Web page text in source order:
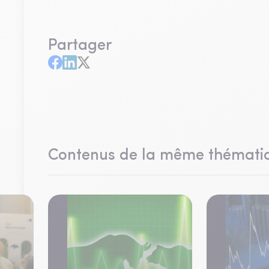
Partager
Contenus de la même